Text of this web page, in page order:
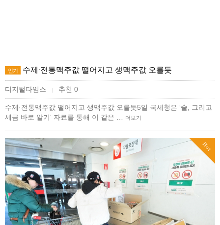
인기 수제·전통맥주값 떨어지고 생맥주값 오를듯
디지털타임스 | 추천 0
수제·전통맥주값 떨어지고 생맥주값 오를듯5일 국세청은 ‘술, 그리고
세금 바로 알기‘ 자료를 통해 이 같은 …
더보기
Hot